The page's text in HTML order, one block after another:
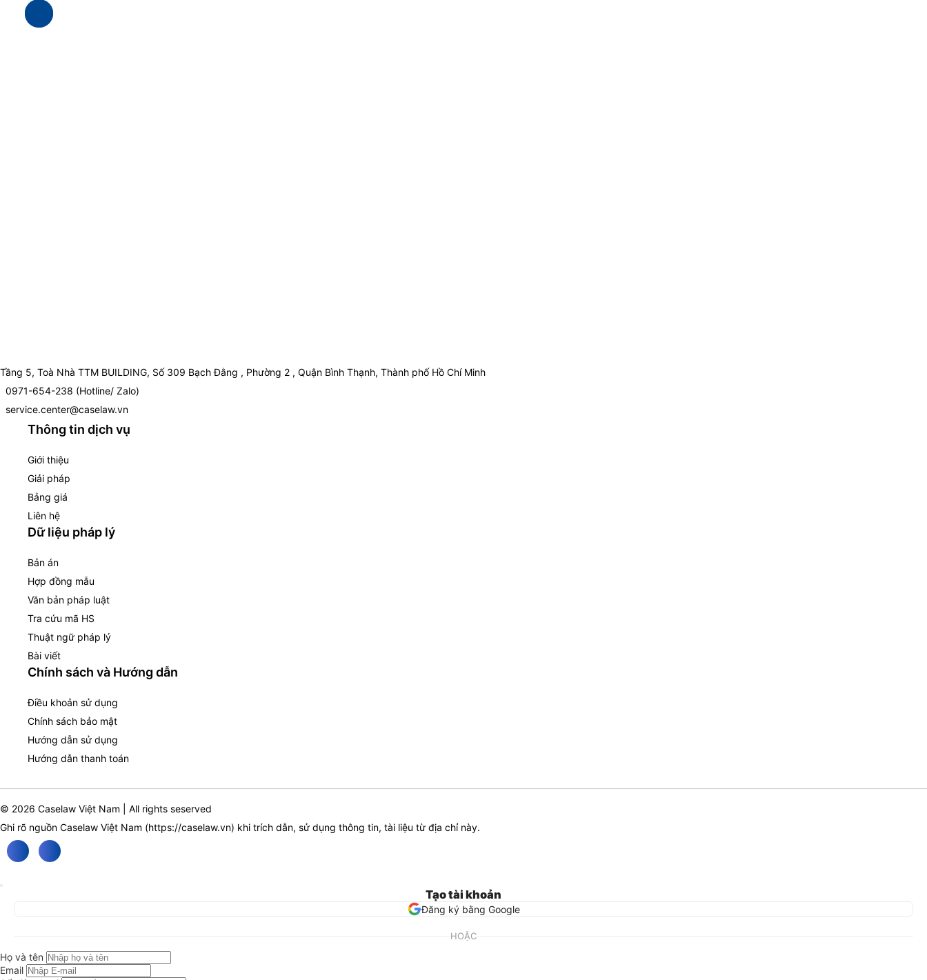
Tầng 5, Toà Nhà TTM BUILDING, Số 309 Bạch Đằng , Phường 2 , Quận Bình Thạnh, Thành phố Hồ Chí Minh
0971-654-238 (Hotline/ Zalo)
service.center@caselaw.vn
Thông tin dịch vụ
Giới thiệu
Giải pháp
Bảng giá
Liên hệ
Dữ liệu pháp lý
Bản án
Hợp đồng mẫu
Văn bản pháp luật
Tra cứu mã HS
Thuật ngữ pháp lý
Bài viết
Chính sách và Hướng dẫn
Điều khoản sử dụng
Chính sách bảo mật
Hướng dẫn sử dụng
Hướng dẫn thanh toán
© 2026 Caselaw Việt Nam | All rights seserved
Ghi rõ nguồn Caselaw Việt Nam (https://caselaw.vn) khi trích dẫn, sử dụng thông tin, tài liệu từ địa chỉ này.
Tạo tài khoản
Đăng ký bằng Google
HOẶC
Họ và tên
Email